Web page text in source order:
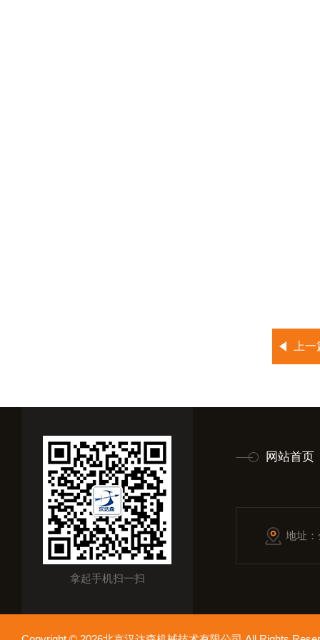
上
拿起手机扫一扫
网站首页
地址